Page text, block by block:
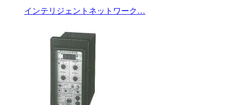
インテリジェントネットワーク…